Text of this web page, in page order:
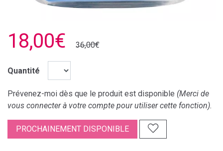
18,00€ 36,00€
Quantité
Prévenez-moi dès que le produit est disponible (Merci de
vous connecter à votre compte pour utiliser cette fonction).
PROCHAINEMENT DISPONIBLE